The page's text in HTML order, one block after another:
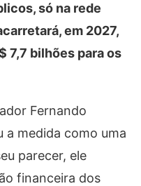
só na rede
em 2027,
7,7 bilhões para os
Fernando
a medida como uma
parecer, ele
financeira dos